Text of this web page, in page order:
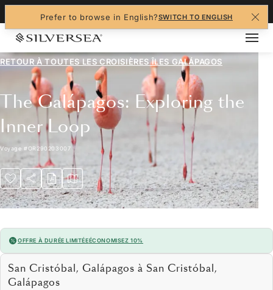
Prefer to browse in English?SWITCH TO ENGLISH
RETOUR À TOUTES LESCROISIÈRES ÎLES GALÁPAGOS
The Galápagos: Exploring the
Inner Loop
Voyage #OR290203007
OFFRE À DURÉE LIMITÉEÉCONOMISEZ 10%
San Cristóbal, Galápagos à San Cristóbal,
Galápagos